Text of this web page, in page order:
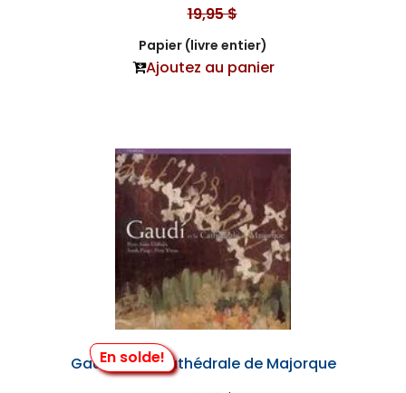
19,95 $
Papier (livre entier)
Ajoutez au panier
En solde!
Gaudí et la Cathédrale de Majorque